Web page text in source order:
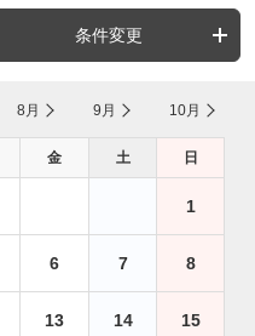
条件変更
8月 9月 10月
金 土 日
1
6 7 8
13 14 15